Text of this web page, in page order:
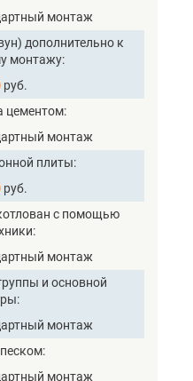
монтаж
дополнительно к
монтажу
руб.
цементом
монтаж
плиты
руб.
с помощью
монтаж
и основной
монтаж
монтаж